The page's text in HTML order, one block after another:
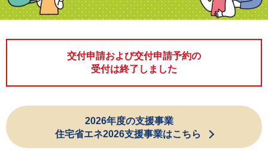
交付申請および交付申請予約の
受付は終了しました
2026年度の支援事業
住宅省エネ2026支援事業はこちら